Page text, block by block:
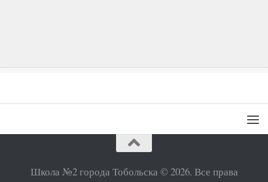
Школа №2 города Тобольска © 2026. Все права